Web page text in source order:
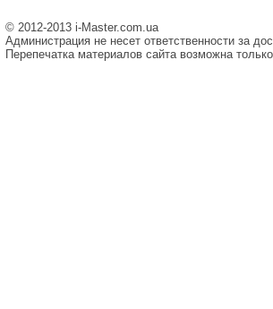
© 2012-2013 i-Master.com.ua
Администрация не несет ответственности за
Перепечатка материалов сайта возможна